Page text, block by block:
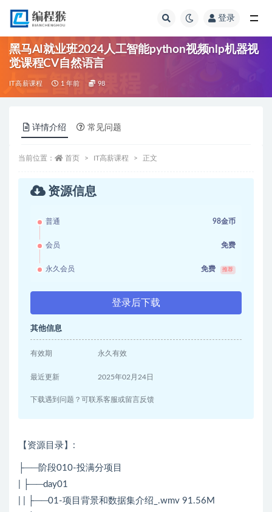
登录
黑马AI就业班2024人工智能python视频nlp机器视
觉课程CV自然语言
IT高薪课程 1 年前 98
详情介绍 常见问题
当前位置： 首页 IT高薪课程 正文
资源信息
普通 98金币
会员 免费
永久会员 免费 推荐
登录后下载
其他信息
有效期 永久有效
最近更新 2025年02月24日
下载遇到问题？可联系客服或留言反馈
【资源目录】:
├──阶段010-投满分项目
| ├──day01
| | ├──01-项目背景和数据集介绍_.wmv 91.56M